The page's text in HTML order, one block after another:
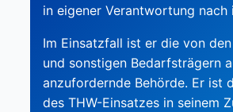
in eigener Verantwortung nach
Im Einsatzfall ist er die von
und sonstigen Bedarfsträgern
anzufordernde Behörde. Er ist
des THW-Einsatzes in seinem